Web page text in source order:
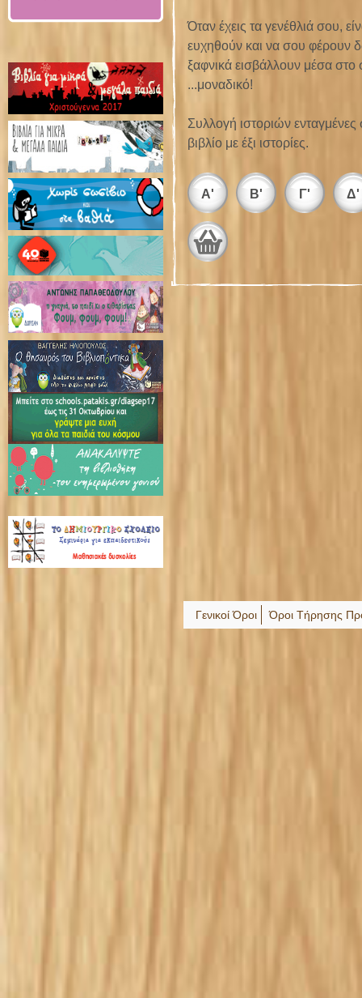
Όταν έχεις τα γενέθλιά σου,
ευχηθούν και να σου φέρουν
ξαφνικά εισβάλλουν μέσα στο
...μοναδικό!
Συλλογή ιστοριών ενταγμένες
βιβλίο με έξι ιστορίες.
Α' Β' Γ' Δ'
Γενικοί Όροι Όροι Τήρησης